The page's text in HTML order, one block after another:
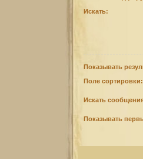
Искать:
Показывать
Поле сортировки:
Искать
Показывать